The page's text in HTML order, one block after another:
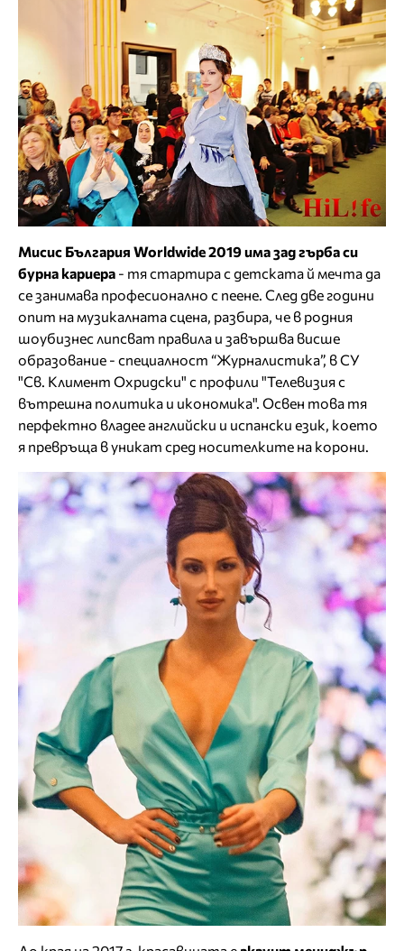
Мисис България Worldwide 2019 има зад гърба си
бурна кариера - тя стартира с детската й мечта да
се занимава професионално с пеене. След две години
опит на музикалната сцена, разбира, че в родния
шоубизнес липсват правила и завършва висше
образование - специалност “Журналистика”, в СУ
"Св. Климент Охридски" с профили "Телевизия с
вътрешна политика и икономика". Освен това тя
перфектно владее английски и испански език, което
я превръща в уникат сред носителките на корони.